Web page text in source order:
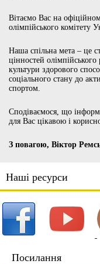
Вітаємо Вас на
олімпійського комітету
Наша спільна мета – це
цінностей
культури здорового
соціального стану до
спортом.
Сподіваємося, що
для Вас цікавою і
З повагою, Віктор
Наші ресурси
Посилання